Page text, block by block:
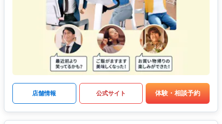
店舗情報 公式サイト 体験・相談予約